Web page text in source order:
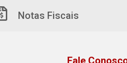
Notas Fiscais
Fale